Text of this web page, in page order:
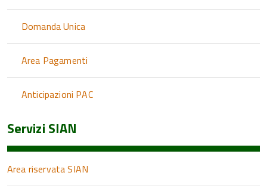
Domanda Unica
Area Pagamenti
Anticipazioni PAC
Servizi SIAN
Area riservata SIAN